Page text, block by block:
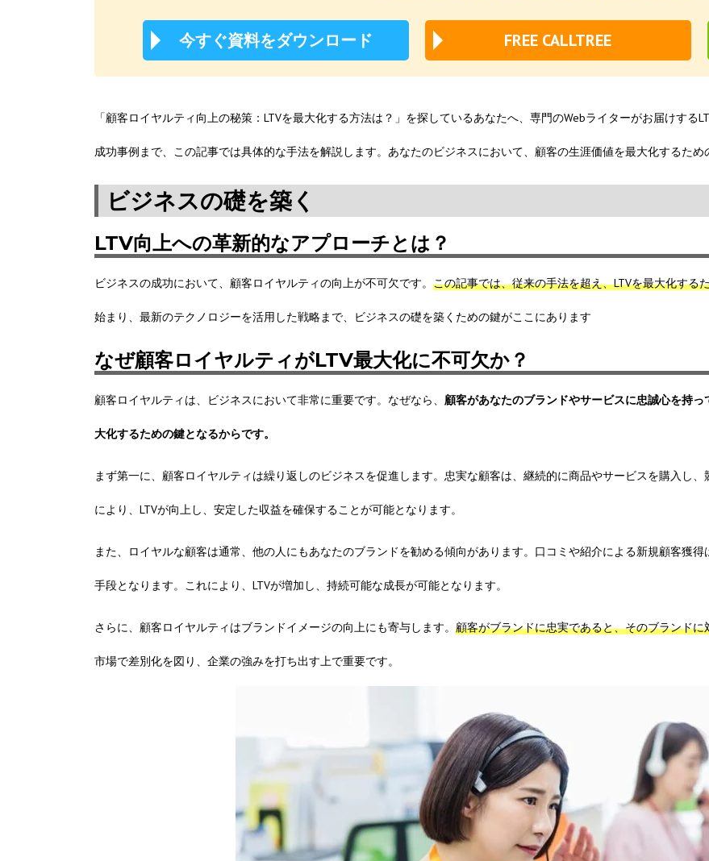
今すぐ資料をダウンロード FREE CALLTREE
「顧客ロイヤルティ向上の秘策：LTVを最大化する方法は？」を探しているあなたへ、専門のWebライターがお届けす
成功事例まで、この記事では具体的な手法を解説します。あなたのビジネスにおいて、顧客の生涯価値を最大化するため
ビジネスの礎を築く
LTV向上への革新的なアプローチとは？
ビジネスの成功において、顧客ロイヤルティの向上が不可欠です。 この記事では、従来の手法を超え、LTVを最大化する
始まり、最新のテクノロジーを活用した戦略まで、ビジネスの礎を築くための鍵がここにあります
なぜ顧客ロイヤルティがLTV最大化に不可欠か？
顧客ロイヤルティは、ビジネスにおいて非常に重要です。なぜなら、 顧客があなたのブランドやサービスに忠誠心を持
大化するための鍵となるからです。
まず第一に、顧客ロイヤルティは繰り返しのビジネスを促進します。忠実な顧客は、継続的に商品やサービスを購入し
により、LTVが向上し、安定した収益を確保することが可能となります。
また、ロイヤルな顧客は通常、他の人にもあなたのブランドを勧める傾向があります。口コミや紹介による新規顧客獲
手段となります。これにより、LTVが増加し、持続可能な成長が可能となります。
さらに、顧客ロイヤルティはブランドイメージの向上にも寄与します。 顧客がブランドに忠実であると、そのブランド
市場で差別化を図り、企業の強みを打ち出す上で重要です。